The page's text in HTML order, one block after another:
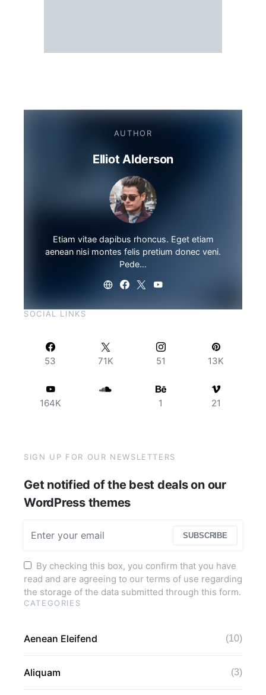
AUTHOR
Elliot Alderson
Etiam vitae dapibus rhoncus. Eget etiam
aenean nisi montes felis pretium donec veni.
Pede…
SOCIAL LINKS
53 71K 51 13K
164K 1 21
SIGN UP FOR OUR NEWSLETTERS
Get notified of the best deals on our
WordPress themes
SUBSCRIBE
By checking this box, you confirm that you have
read and are agreeing to our terms of use regarding
the storage of the data submitted through this form.
CATEGORIES
Aenean Eleifend (10)
Aliquam (3)